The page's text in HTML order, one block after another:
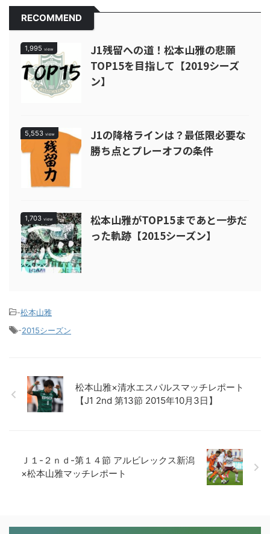
RECOMMEND
1,995 view
J1残留への道！松本山雅の悲願
TOP15を目指して【2019シーズ
ン】
5,553 view
J1の降格ラインは？最低限必要な
勝ち点とプレーオフの条件
1,703 view
松本山雅がTOP15まであと一歩だ
った軌跡【2015シーズン】
-松本山雅
-2015シーズン
松本山雅×清水エスパルスマッチレポート
【J1 2nd 第13節 2015年10月3日】
Ｊ１-２ｎｄ-第１４節 アルビレックス新潟
×松本山雅マッチレポート